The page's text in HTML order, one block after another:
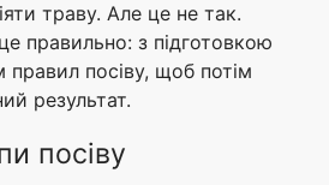
траву. Але це не так.
правильно: з підготовкою
правил посіву, щоб потім
результат.
посіву